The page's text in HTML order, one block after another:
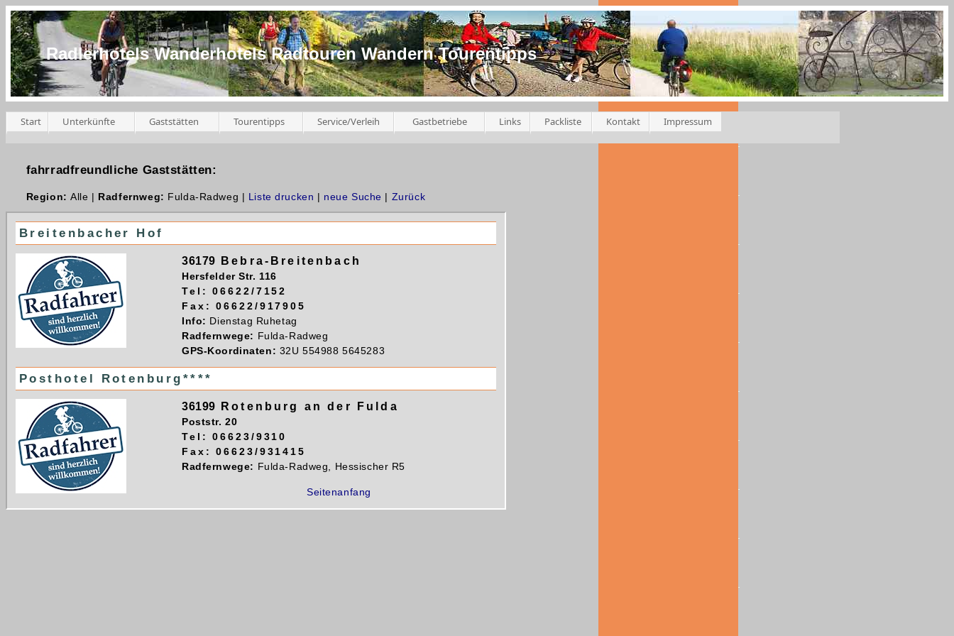
Radlerhotels Wanderhotels Radtouren Wandern Tourentipps
Start Unterkünfte Gaststätten Tourentipps Service/Verleih Gastbetriebe Links Packliste Kontakt Impressum
fahrradfreundliche Gaststätten:
Region:Alle | Radfernweg: Fulda-Radweg | Liste drucken | neue Suche | Zurück
Breitenbacher Hof
36179 Bebra-Breitenbach
Hersfelder Str. 116
Tel: 06622/7152
Fax: 06622/917905
Info: Dienstag Ruhetag
Radfernwege: Fulda-Radweg
GPS-Koordinaten: 32U 554988 5645283
Posthotel Rotenburg****
36199 Rotenburg an der Fulda
Poststr. 20
Tel: 06623/9310
Fax: 06623/931415
Radfernwege: Fulda-Radweg, Hessischer R5
Seitenanfang